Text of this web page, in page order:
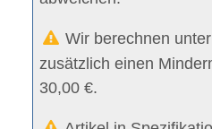
Wir berechnen
zusätzlich einen
30,00 €.